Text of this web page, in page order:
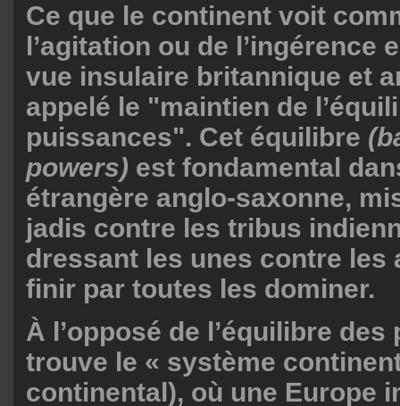
Ce que le continent voit
l’agitation ou de l’ingérence
vue insulaire britannique et
appelé le "maintien de
puissances". Cet équilibre
powers) est fondamental
étrangère anglo-saxonne,
jadis contre les tribus
dressant les unes contre les
finir par toutes les dominer.
À l’opposé de l’équilibre
trouve le « système
continental), où une Europe